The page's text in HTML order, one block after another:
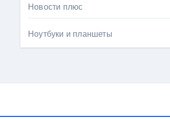
Новости плюс
Ноутбуки и планшеты